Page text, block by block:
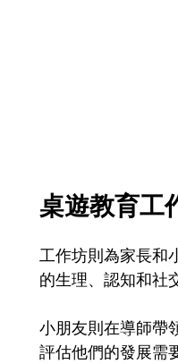
桌遊教育工
工作坊則為家長和
的生理、認知和社
小朋友則在導師帶
評估他們的發展需